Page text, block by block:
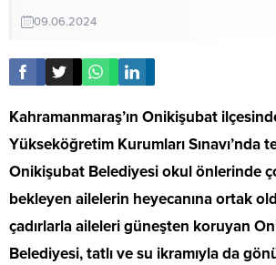
09.06.2024
Kahramanmaraş’ın Onikişubat
Yükseköğretim Kurumları Sınavı’nda
Onikişubat Belediyesi okul önlerinde
bekleyen ailelerin heyecanına ortak
çadırlarla aileleri güneşten koruyan
Belediyesi, tatlı ve su ikramıyla da